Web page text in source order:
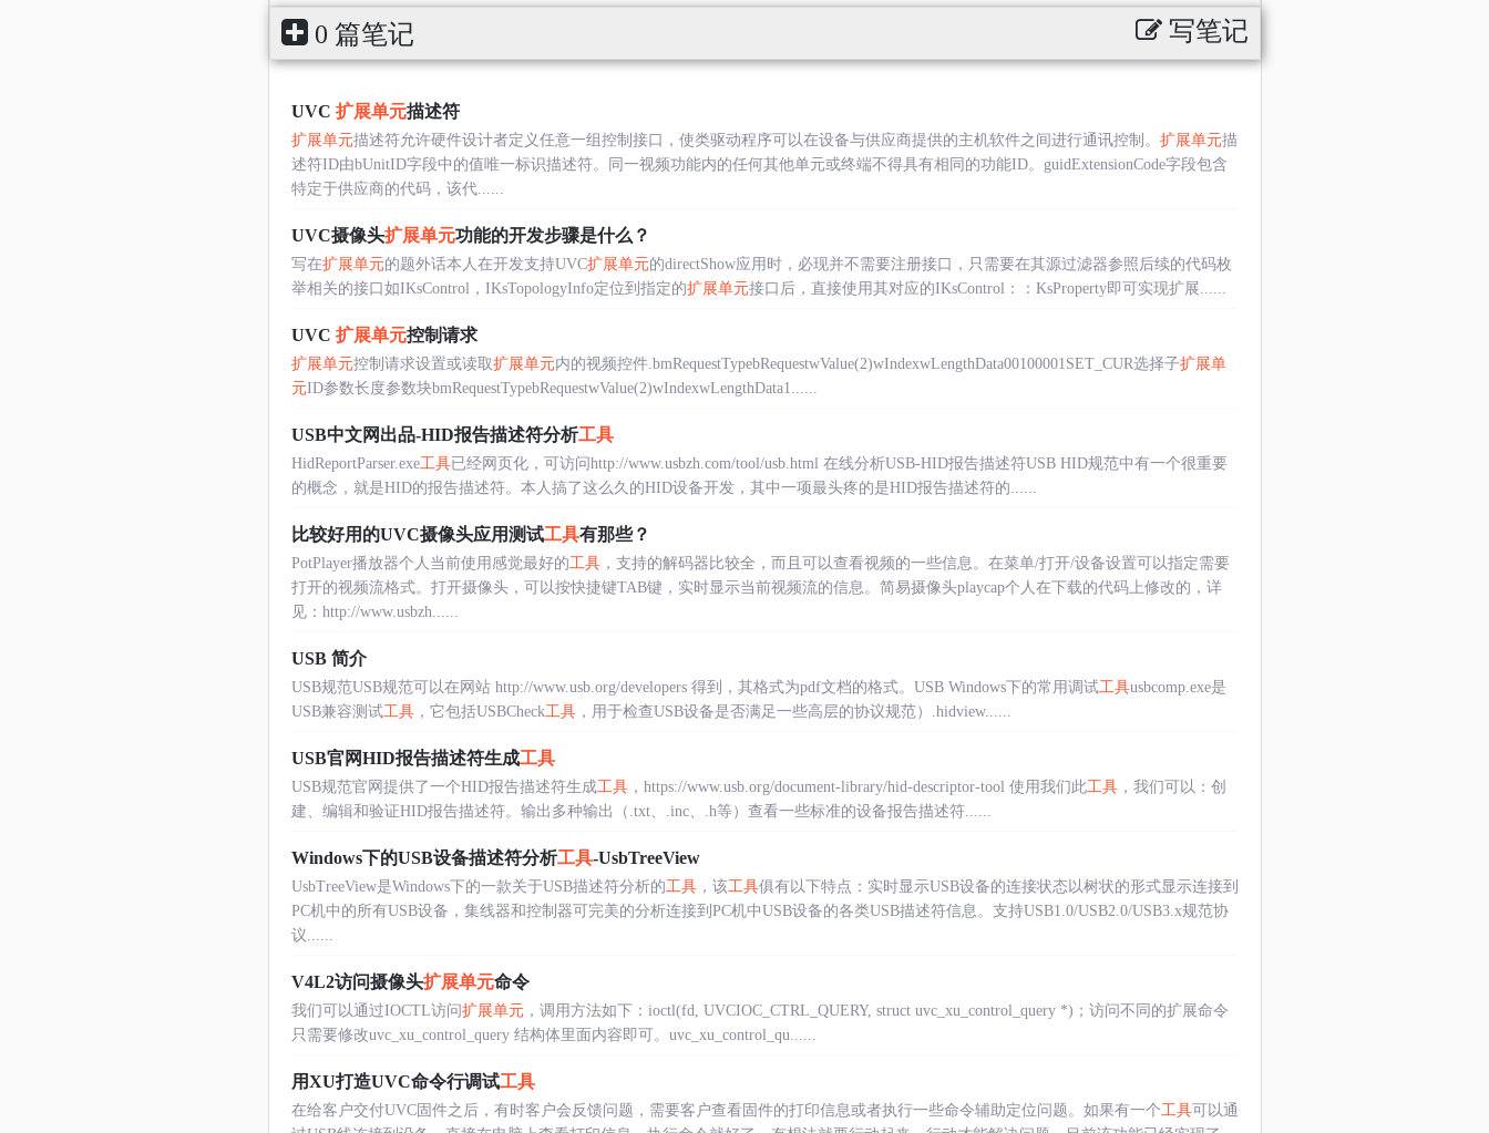
0 篇笔记 写笔记
UVC 扩展单元描述符
扩展单元描述符允许硬件设计者定义任意一组控制接口，使类驱动程序可以在设备与供应商提供的主机软件之间进行通讯控制。 扩展单元描
述符ID由bUnitID字段中的值唯一标识描述符。同一视频功能内的任何其他单元或终端不得具有相同的功能ID。guidExtensionCode字段包含
特定于供应商的代码，该代......
UVC摄像头扩展单元功能的开发步骤是什么？
写在扩展单元的题外话本人在开发支持UVC扩展单元的directShow应用时，必现并不需要注册接口，只需要在其源过滤器参照后续的代码枚
举相关的接口如IKsControl，IKsTopologyInfo定位到指定的扩展单元接口后，直接使用其对应的IKsControl：：KsProperty即可实现扩展......
UVC 扩展单元控制请求
扩展单元控制请求设置或读取扩展单元内的视频控件.bmRequestTypebRequestwValue(2)wIndexwLengthData00100001SET_CUR选择子扩展单
元ID参数长度参数块bmRequestTypebRequestwValue(2)wIndexwLengthData1......
USB中文网出品-HID报告描述符分析工具
HidReportParser.exe工具已经网页化，可访问http://www.usbzh.com/tool/usb.html 在线分析USB-HID报告描述符USB HID规范中有一个很重要
的概念，就是HID的报告描述符。本人搞了这么久的HID设备开发，其中一项最头疼的是HID报告描述符的......
比较好用的UVC摄像头应用测试工具有那些？
PotPlayer播放器个人当前使用感觉最好的工具，支持的解码器比较全，而且可以查看视频的一些信息。在菜单/打开/设备设置可以指定需要
打开的视频流格式。打开摄像头，可以按快捷键TAB键，实时显示当前视频流的信息。简易摄像头playcap个人在下载的代码上修改的，详
见：http://www.usbzh......
USB 简介
USB规范USB规范可以在网站 http://www.usb.org/developers 得到，其格式为pdf文档的格式。USB Windows下的常用调试工具usbcomp.exe是
USB兼容测试工具，它包括USBCheck工具，用于检查USB设备是否满足一些高层的协议规范）.hidview......
USB官网HID报告描述符生成工具
USB规范官网提供了一个HID报告描述符生成工具，https://www.usb.org/document-library/hid-descriptor-tool 使用我们此工具，我们可以：创
建、编辑和验证HID报告描述符。输出多种输出（.txt、.inc、.h等）查看一些标准的设备报告描述符......
Windows下的USB设备描述符分析工具-UsbTreeView
UsbTreeView是Windows下的一款关于USB描述符分析的工具，该工具俱有以下特点：实时显示USB设备的连接状态以树状的形式显示连接到
PC机中的所有USB设备，集线器和控制器可完美的分析连接到PC机中USB设备的各类USB描述符信息。支持USB1.0/USB2.0/USB3.x规范协
议......
V4L2访问摄像头扩展单元命令
我们可以通过IOCTL访问扩展单元，调用方法如下：ioctl(fd, UVCIOC_CTRL_QUERY, struct uvc_xu_control_query *)；访问不同的扩展命令
只需要修改uvc_xu_control_query 结构体里面内容即可。uvc_xu_control_qu......
用XU打造UVC命令行调试工具
在给客户交付UVC固件之后，有时客户会反馈问题，需要客户查看固件的打印信息或者执行一些命令辅助定位问题。如果有一个工具可以通